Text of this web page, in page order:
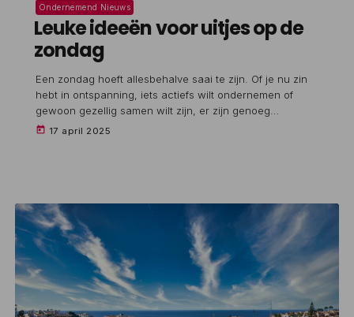
Ondernemend Nieuws
Leuke ideeën voor uitjes op de
zondag
Een zondag hoeft allesbehalve saai te zijn. Of je nu zin
hebt in ontspanning, iets actiefs wilt ondernemen of
gewoon gezellig samen wilt zijn, er zijn genoeg
mogelijkheden om van je zondag een leuke dag te
Science Museum in Amsterdam, […]
today 17 april 2025